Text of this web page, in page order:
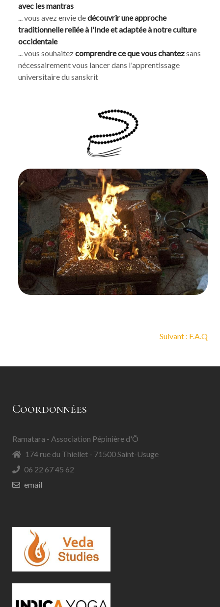
avec les mantras
... vous avez envie dedécouvrir une approche
traditionnelle reliée à l'Inde et adaptée à notre culture
occidentale
... vous souhaitezcomprendre ce que vous chantezsans
nécessairement vous lancer dans l'apprentissage
universitaire du sanskrit
Suivant : F.A.Q
Coordonnées
Ramatara - Association Pépinière d'Ô
174 rue du Thiellet - 71500 Saint-Usuge
06 22 67 45 62
email